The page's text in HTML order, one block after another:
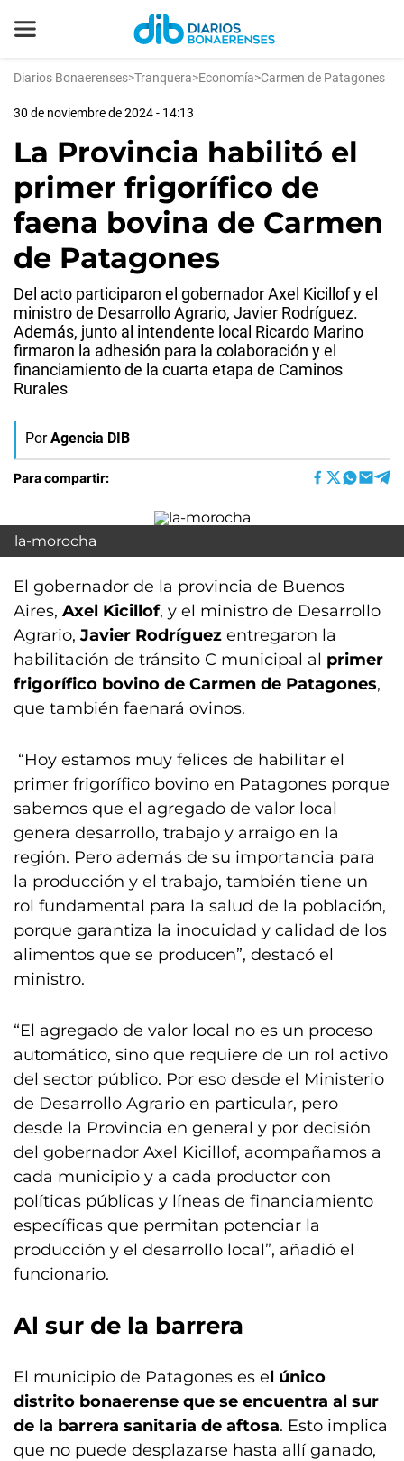
Diarios Bonaerenses>Tranquera>Economía>Carmen de Patagones
30 de noviembre de 2024 - 14:13
La Provincia habilitó el
primer frigorífico de
faena bovina de Carmen
de Patagones
Del acto participaron el gobernador Axel Kicillof y el
ministro de Desarrollo Agrario, Javier Rodríguez.
Además, junto al intendente local Ricardo Marino
firmaron la adhesión para la colaboración y el
financiamiento de la cuarta etapa de Caminos
Rurales
Por Agencia DIB
Para compartir:
la-morocha
El gobernador de la provincia de Buenos
Aires, Axel Kicillof, y el ministro de Desarrollo
Agrario, Javier Rodríguez entregaron la
habilitación de tránsito C municipal al primer
frigorífico bovino de Carmen de Patagones,
que también faenará ovinos.
“Hoy estamos muy felices de habilitar el
primer frigorífico bovino en Patagones porque
sabemos que el agregado de valor local
genera desarrollo, trabajo y arraigo en la
región. Pero además de su importancia para
la producción y el trabajo, también tiene un
rol fundamental para la salud de la población,
porque garantiza la inocuidad y calidad de los
alimentos que se producen”, destacó el
ministro.
“El agregado de valor local no es un proceso
automático, sino que requiere de un rol activo
del sector público. Por eso desde el Ministerio
de Desarrollo Agrario en particular, pero
desde la Provincia en general y por decisión
del gobernador Axel Kicillof, acompañamos a
cada municipio y a cada productor con
políticas públicas y líneas de financiamiento
específicas que permitan potenciar la
producción y el desarrollo local”, añadió el
funcionario.
Al sur de la barrera
El municipio de Patagones es el único
distrito bonaerense que se encuentra al sur
de la barrera sanitaria de aftosa. Esto implica
que no puede desplazarse hasta allí ganado,